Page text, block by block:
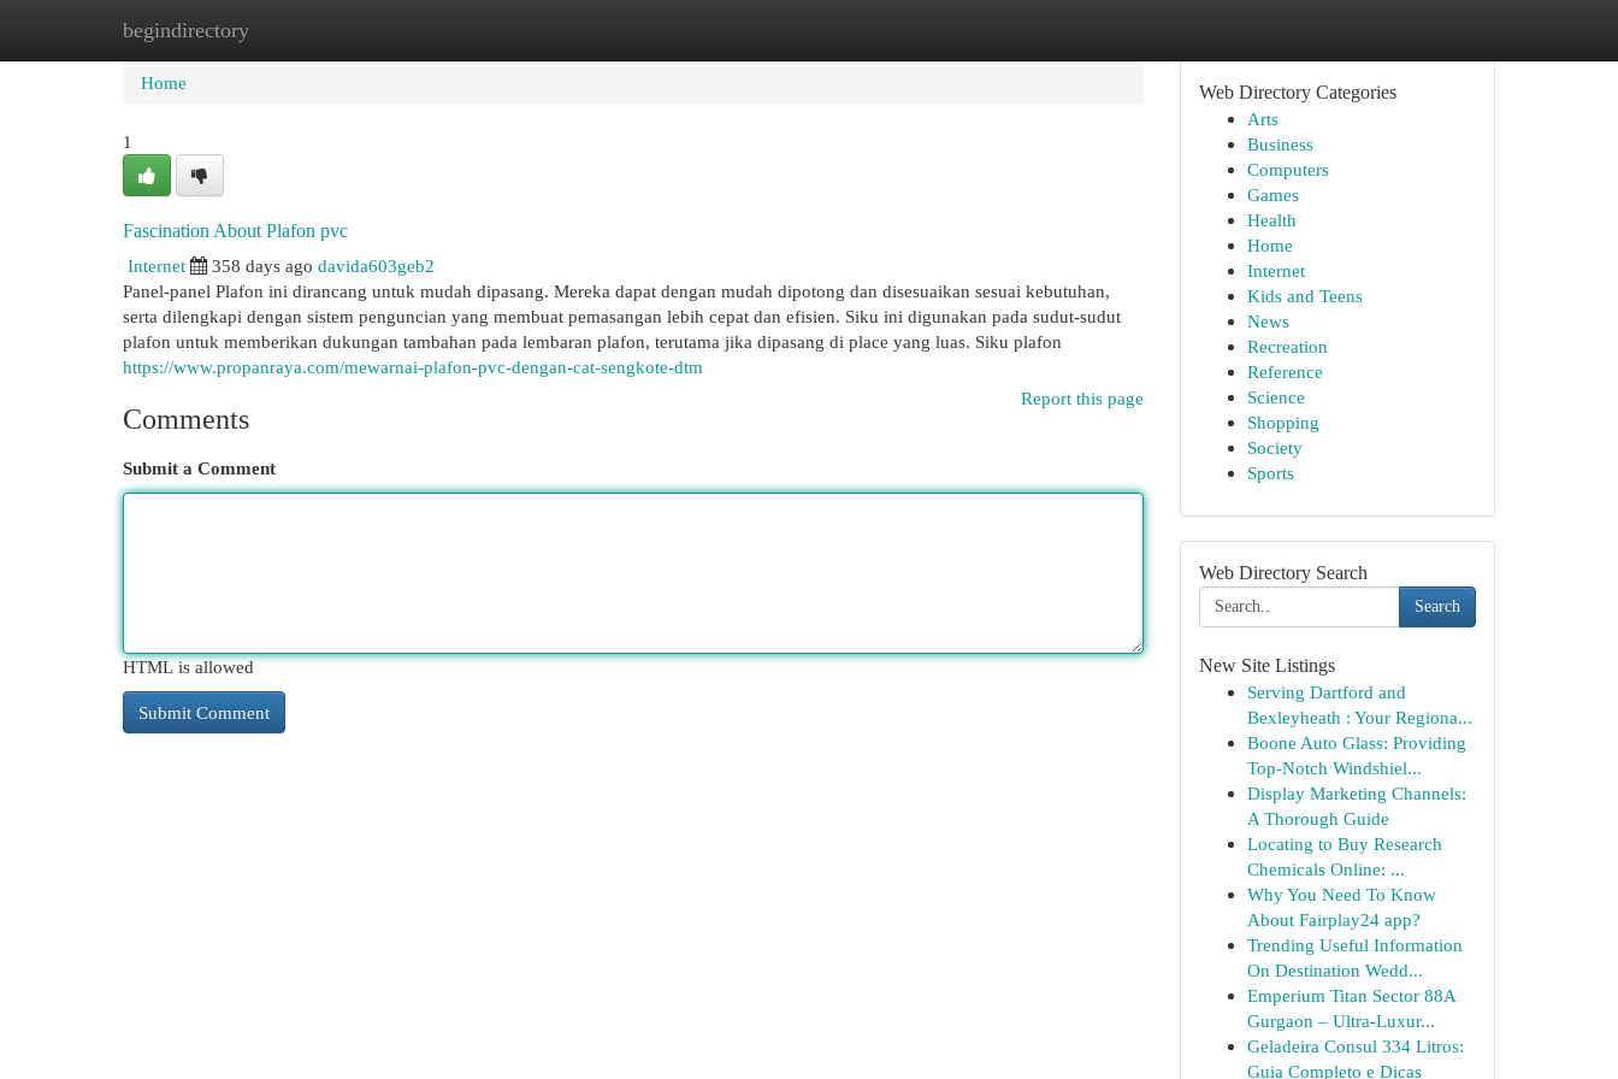
begindirectory
Home New Site Listings
Home
1
Fascination About Plafon pvc
Internet
358 days ago davida603geb2
Panel-panel Plafon ini dirancang untuk mudah dipasang. Mereka dapat dengan mudah dipotong dan disesuaikan sesuai kebutuhan,
serta dilengkapi dengan sistem penguncian yang membuat pemasangan lebih cepat dan efisien. Siku ini digunakan pada sudut-sudut
plafon untuk memberikan dukungan tambahan pada lembaran plafon, terutama jika dipasang di place yang luas. Siku plafon
https://www.propanraya.com/mewarnai-plafon-pvc-dengan-cat-sengkote-dtm
Report this page
Comments
Submit a Comment
HTML is allowed
Web Directory Categories
Arts
Business
Computers
Games
Health
Home
Internet
Kids and Teens
News
Recreation
Reference
Science
Shopping
Society
Sports
Web Directory Search
Search
New Site Listings
Serving Dartford and
Bexleyheath : Your Regiona...
Boone Auto Glass: Providing
Top-Notch Windshiel...
Display Marketing Channels:
A Thorough Guide
Locating to Buy Research
Chemicals Online: ...
Why You Need To Know
About Fairplay24 app?
Trending Useful Information
On Destination Wedd...
Emperium Titan Sector 88A
Gurgaon – Ultra-Luxur...
Geladeira Consul 334 Litros:
Guia Completo e Dicas